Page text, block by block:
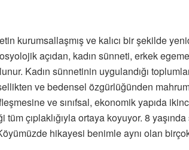
kurumsallaşmış ve kalıcı bir şekilde
açıdan, kadın sünneti, erkek
Kadın sünnetinin uygulandığı
ve bedensel özgürlüğünden
ve sınıfsal, ekonomik yapıda
çıplaklığıyla ortaya koyuyor. 8
hikayesi benimle aynı olan